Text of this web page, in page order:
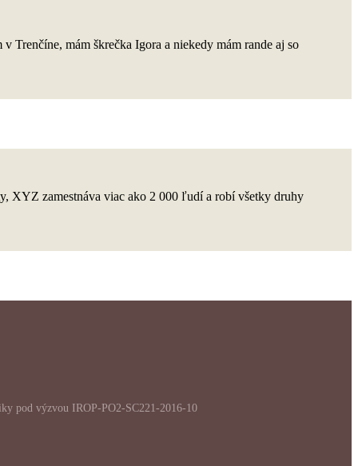
Trenčíne, mám škrečka Igora a niekedy mám rande aj so
XYZ zamestnáva viac ako 2 000 ľudí a robí všetky druhy
pod výzvou IROP-PO2-SC221-2016-10